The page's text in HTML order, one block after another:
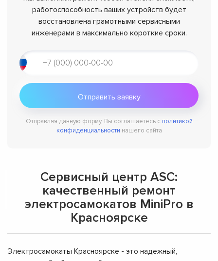
работоспособность ваших устройств будет
восстановлена грамотными сервисными
инженерами в максимально короткие сроки.
Отправляя данную форму, Вы соглашаетесь с политикой
конфиденциальности нашего сайта
Сервисный центр ASC:
качественный ремонт
электросамокатов MiniPro в
Красноярске
Электросамокаты Красноярске - это надежный,